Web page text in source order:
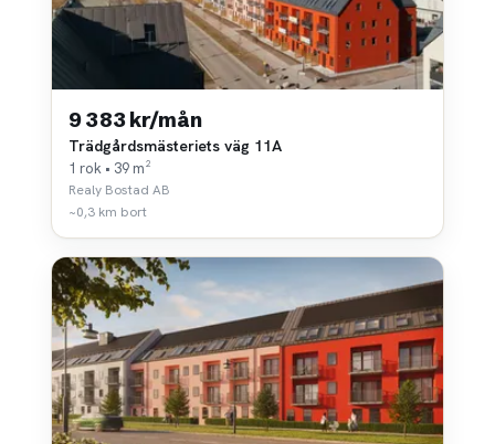
9 383 kr/mån
Trädgårdsmästeriets väg 11A
1 rok • 39 m²
Realy Bostad AB
~0,3 km bort